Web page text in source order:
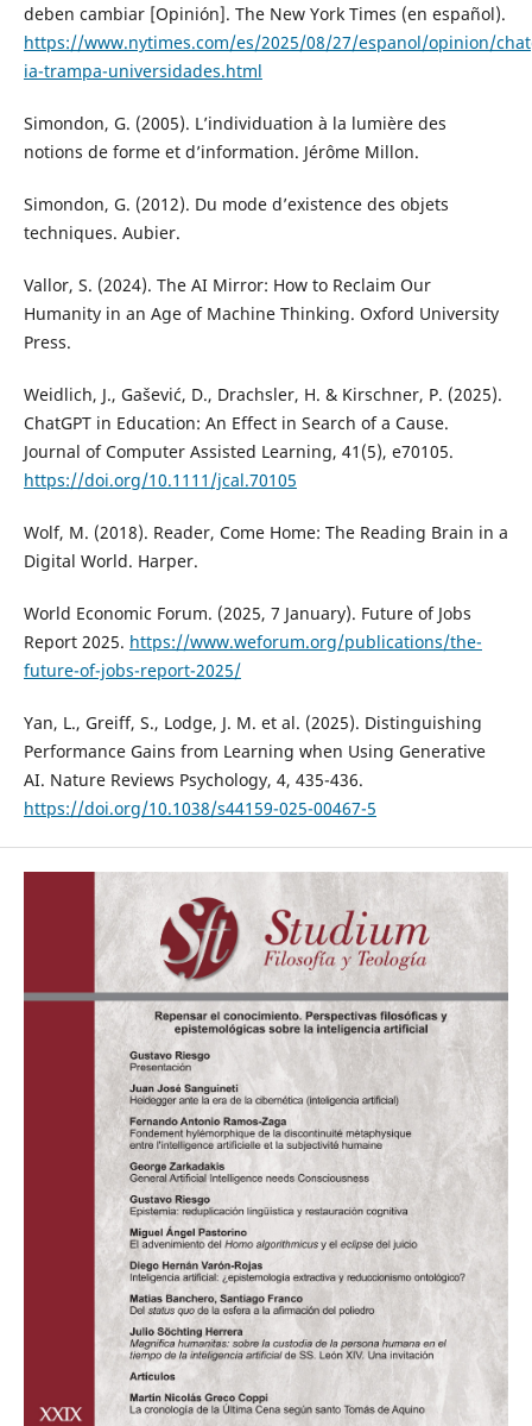
deben cambiar [Opinión]. The New York Times (en español).
https://www.nytimes.com/es/2025/08/27/espanol/opinion/
ia-trampa-universidades.html
Simondon, G. (2005). L’individuation à la lumière des
notions de forme et d’information. Jérôme Millon.
Simondon, G. (2012). Du mode d’existence des objets
techniques. Aubier.
Vallor, S. (2024). The AI Mirror: How to Reclaim Our
Humanity in an Age of Machine Thinking. Oxford University
Press.
Weidlich, J., Gašević, D., Drachsler, H. & Kirschner, P. (2025).
ChatGPT in Education: An Effect in Search of a Cause.
Journal of Computer Assisted Learning, 41(5), e70105.
https://doi.org/10.1111/jcal.70105
Wolf, M. (2018). Reader, Come Home: The Reading Brain in a
Digital World. Harper.
World Economic Forum. (2025, 7 January). Future of Jobs
Report 2025. https://www.weforum.org/publications/the-
future-of-jobs-report-2025/
Yan, L., Greiff, S., Lodge, J. M. et al. (2025). Distinguishing
Performance Gains from Learning when Using Generative
AI. Nature Reviews Psychology, 4, 435-436.
https://doi.org/10.1038/s44159-025-00467-5